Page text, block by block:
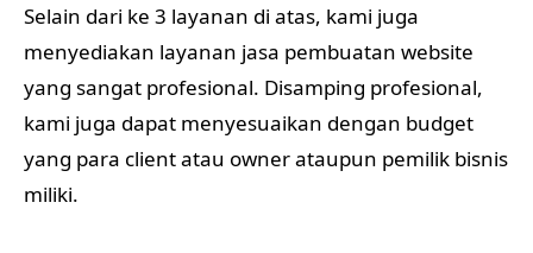
Selain dari ke 3 layanan di atas, kami juga
menyediakan layanan jasa pembuatan website
yang sangat profesional. Disamping profesional,
kami juga dapat menyesuaikan dengan budget
yang para client atau owner ataupun pemilik bisnis
miliki.